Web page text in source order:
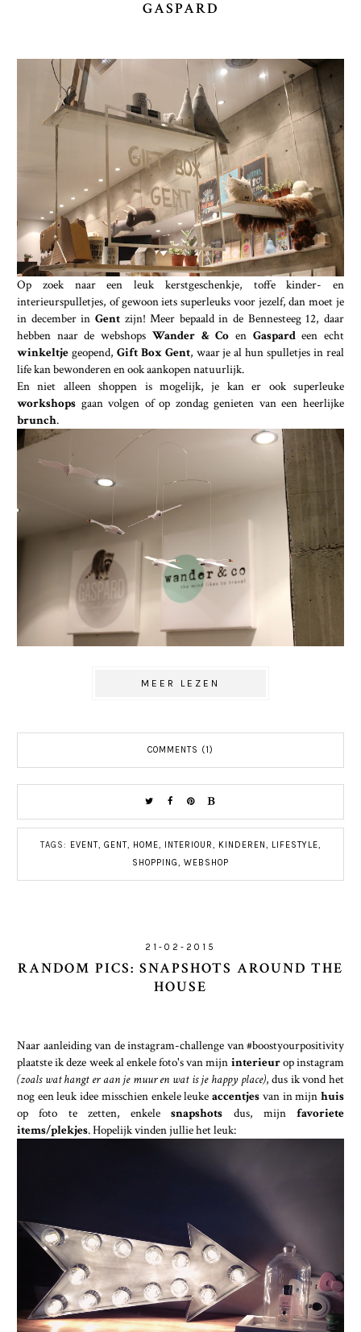
GASPARD
Op zoek naar een leuk kerstgeschenkje, toffe kinder- en
interieurspulletjes, of gewoon iets superleuks voor jezelf, dan moet je
in december in Gent zijn! Meer bepaald in de Bennesteeg 12, daar
hebben naar de webshops Wander & Co en Gaspardeen echt
winkeltje geopend, Gift Box Gent, waar je al hun spulletjes in real
life kan bewonderen en ook aankopen natuurlijk.
En niet alleen shoppen is mogelijk, je kan er ook superleuke
workshops gaan volgen of op zondag genieten van een heerlijke
brunch.
MEER LEZEN
COMMENTS (1)
TAGS: EVENT, GENT, HOME, INTERIOUR, KINDEREN , LIFESTYLE,
SHOPPING, WEBSHOP
21-02-2015
RANDOM PICS: SNAPSHOTS AROUND THE
HOUSE
Naar aanleiding van de instagram-challenge van #boostyourpositivity
plaatste ik deze week al enkele foto's van mijn interieurop instagram
(zoals wat hangt er aan je muur en wat is je happy place), dus ik vond het
nog een leuk idee misschien enkele leukeaccentjes van in mijnhuis
op foto te zetten, enkelesnapshots dus, mijn favoriete
items/plekjes. Hopelijk vinden jullie het leuk: